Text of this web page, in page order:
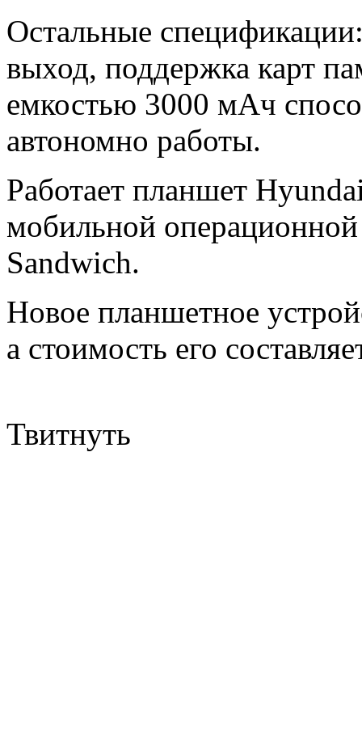
Остальные
выход, поддержка карт
емкостью 3000 мАч
автономно работы.
Работает планшет
мобильной
Sandwich.
Новое планшетное
а стоимость его
Твитнуть